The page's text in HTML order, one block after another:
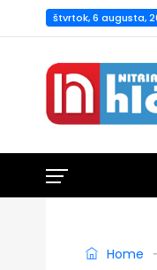
štvrtok, 6 augusta,
Home